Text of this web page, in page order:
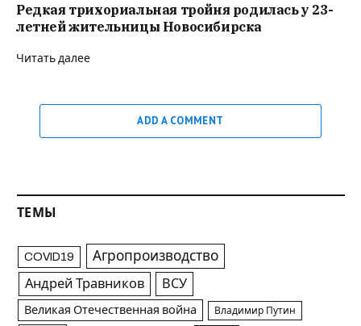
Редкая трихориальная тройня родилась у 23-
летней жительницы Новосибирска
Читать далее
ADD A COMMENT
ТЕМЫ
COVID19 Агропроизводство
Андрей Травников ВСУ
Великая Отечественная война Владимир Путин